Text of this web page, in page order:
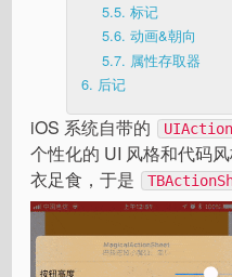
5.5. 标记
5.6. 动画&朝向
5.7. 属性存取器
6. 后记
iOS 系统自带的
个性化的 UI 风格和代码
衣足食，于是